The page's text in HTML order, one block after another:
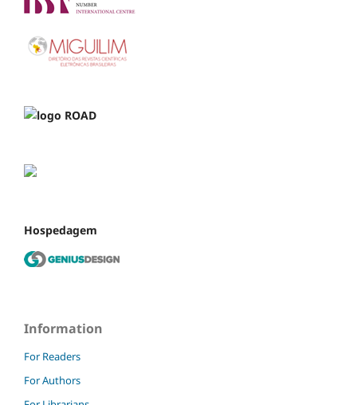
Hospedagem
Information
For Readers
For Authors